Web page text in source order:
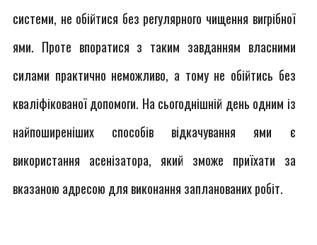
системи, не обійтися без регулярного чищення вигрібної
ями. Проте впоратися з таким завданням власними
силами практично неможливо, а тому не обійтись без
кваліфікованої допомоги. На сьогоднішній день одним із
найпоширеніших способів відкачування ями є
використання асенізатора, який зможе приїхати за
вказаною адресою для виконання запланованих робіт.